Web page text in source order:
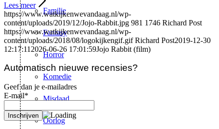
Familie
Fantasy
Horror
Komedie
Misdaad
Oorlog
Lees meer
https://www.watkijkenwevandaag.nl/wp-
content/uploads/2019/12/Jojo-Rabbit.jpg 981 1746 Richard Post
https://www.watkijkenwevandaag.nl/wp-
content/uploads/2018/08/logokijkengif.gif Richard Post2019-12-30
12:17:11 2026-06-26 17:01:59Jojo Rabbit (film)
Automatisch nieuwe recensies?
Geef dan je e-mailadres
E-mail*